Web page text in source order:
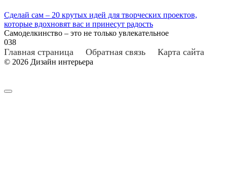
Сделай сам – 20 крутых идей для творческих проектов,
которые вдохновят вас и принесут радость
Самоделкинство – это не только увлекательное
038
Главная страница Обратная связь Карта сайта
© 2026 Дизайн интерьера